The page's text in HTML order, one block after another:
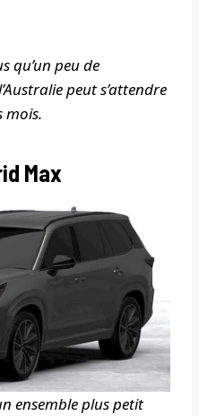
qu’un peu de
peut s’attendre
mois.
Max
ensemble plus petit